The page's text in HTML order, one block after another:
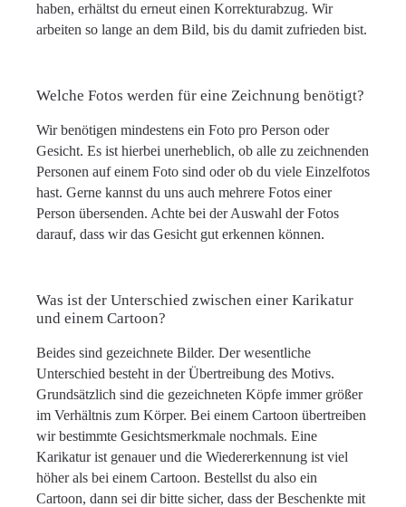
haben, erhältst du erneut einen Korrekturabzug. Wir
arbeiten so lange an dem Bild, bis du damit zufrieden bist.
Welche Fotos werden für eine Zeichnung benötigt?
Wir benötigen mindestens ein Foto pro Person oder
Gesicht. Es ist hierbei unerheblich, ob alle zu zeichnenden
Personen auf einem Foto sind oder ob du viele Einzelfotos
hast. Gerne kannst du uns auch mehrere Fotos einer
Person übersenden. Achte bei der Auswahl der Fotos
darauf, dass wir das Gesicht gut erkennen können.
Was ist der Unterschied zwischen einer Karikatur
und einem Cartoon?
Beides sind gezeichnete Bilder. Der wesentliche
Unterschied besteht in der Übertreibung des Motivs.
Grundsätzlich sind die gezeichneten Köpfe immer größer
im Verhältnis zum Körper. Bei einem Cartoon übertreiben
wir bestimmte Gesichtsmerkmale nochmals. Eine
Karikatur ist genauer und die Wiedererkennung ist viel
höher als bei einem Cartoon. Bestellst du also ein
Cartoon, dann sei dir bitte sicher, dass der Beschenkte mit